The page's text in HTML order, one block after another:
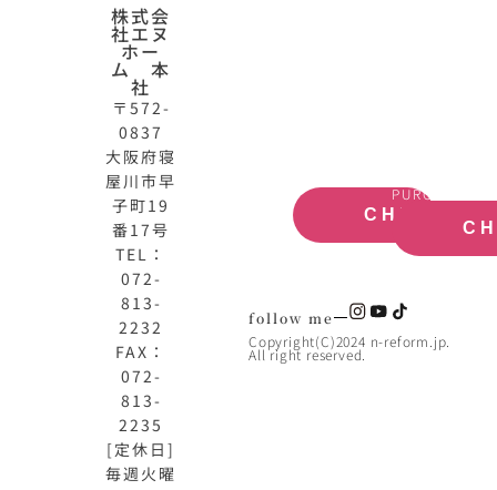
株式会
社エヌ
ホー
ム 本
社
〒572-
0837
大阪府寝
屋川市早
子町19
番17号
TEL：
072-
813-
2232
FAX：
072-
813-
2235
[定休日]
毎週火曜
CHECK
PURCHASE
follow me
Copyright(C)2024 n-reform.jp.
All right reserved.